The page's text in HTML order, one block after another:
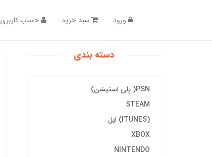
حساب کاربری سبد خرید ورود
دسته بندی
PSN( پلی استیشن)
STEAM
(ITUNES) اپل
XBOX
NINTENDO